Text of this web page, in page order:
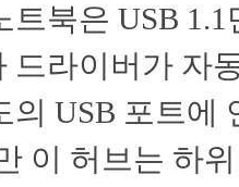
트북은 USB
드라이버가 자
의 USB 포트에
이 허브는 하